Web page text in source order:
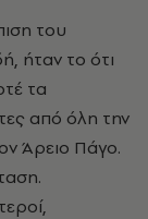
του
ήταν το ότι
τα
από όλη την
Άρειο Πάγο.